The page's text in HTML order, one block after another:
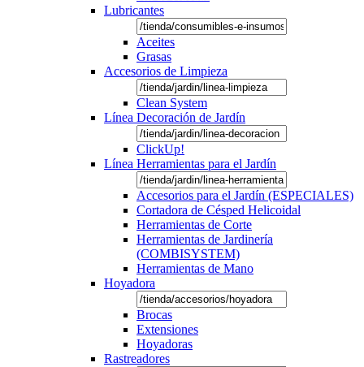
Lubricantes
Aceites
Grasas
Accesorios de Limpieza
Clean System
Línea Decoración de Jardín
ClickUp!
Línea Herramientas para el Jardín
Accesorios para el Jardín (ESPECIALES)
Cortadora de Césped Helicoidal
Herramientas de Corte
Herramientas de Jardinería
(COMBISYSTEM)
Herramientas de Mano
Hoyadora
Brocas
Extensiones
Hoyadoras
Rastreadores